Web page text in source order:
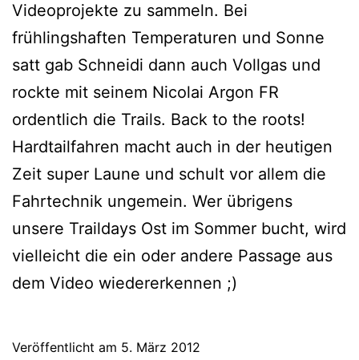
Videoprojekte zu sammeln. Bei
frühlingshaften Temperaturen und Sonne
satt gab Schneidi dann auch Vollgas und
rockte mit seinem Nicolai Argon FR
ordentlich die Trails. Back to the roots!
Hardtailfahren macht auch in der heutigen
Zeit super Laune und schult vor allem die
Fahrtechnik ungemein. Wer übrigens
unsere Traildays Ost im Sommer bucht, wird
vielleicht die ein oder andere Passage aus
dem Video wiedererkennen ;)
Veröffentlicht am 5. März 2012